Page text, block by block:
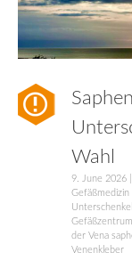
Wahl
9. June 2026
Unterschenkel
der Vena
Venenkleber